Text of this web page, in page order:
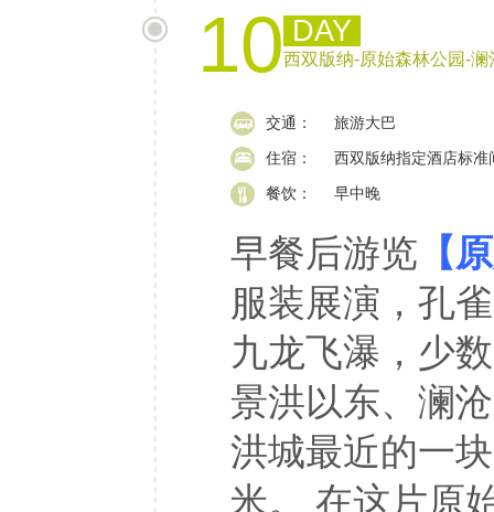
10 DAY
西双版纳-原始森林公园-澜
交通： 旅游大巴
住宿： 西双版纳指定酒店标准
餐饮： 早中晚
早餐后游览 【
服装展演，孔
九龙飞瀑，少
景洪以东、澜
洪城最近的一
米。 在这片原